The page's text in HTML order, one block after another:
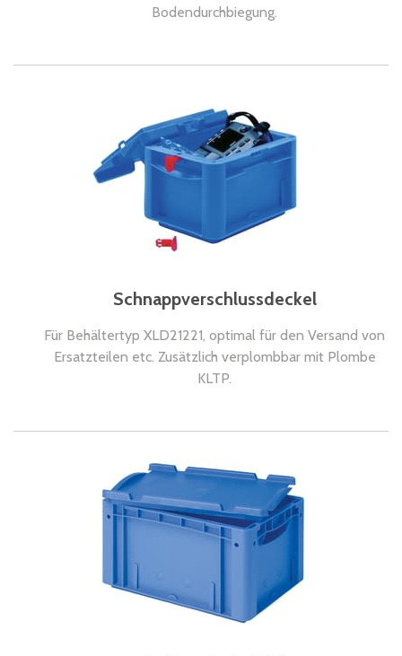
Bodendurchbiegung.
Schnappverschlussdeckel
Für Behältertyp XLD21221, optimal für den Versand von
Ersatzteilen etc. Zusätzlich verplombbar mit Plombe
KLTP.